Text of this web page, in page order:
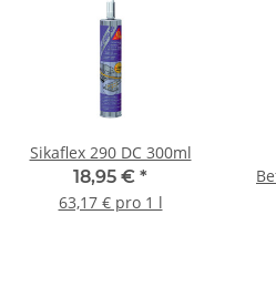
Sikaflex 290 DC 300ml
18,95 € *
63,17 € pro 1 l